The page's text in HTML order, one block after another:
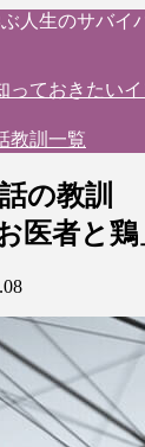
人生のサバイ
っておきたい
教訓一覧
の教訓
医者と鶏